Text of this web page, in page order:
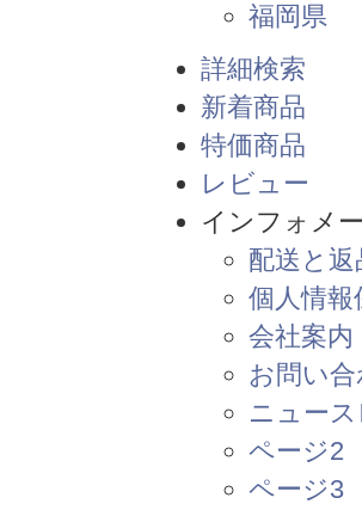
福岡県
詳細検索
新着商品
特価商品
レビュー
インフォメ
配送と
個人情報
会社案内
お問い
ニュー
ページ2
ページ3